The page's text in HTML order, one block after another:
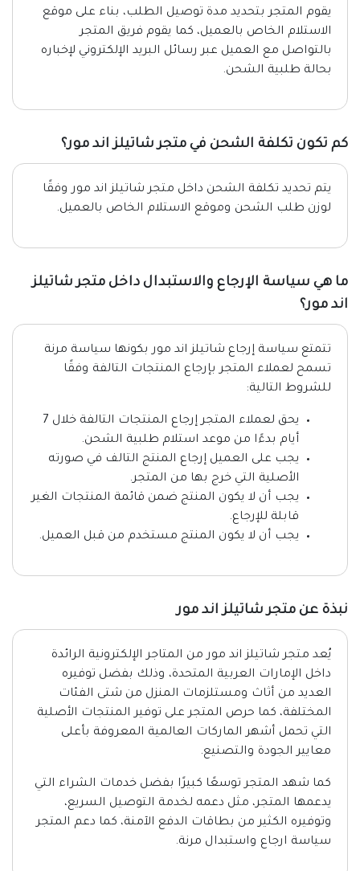
يقوم المتجر بتحديد مدة توصيل الطلب، بناء على موقع
الاستلام الخاص بالعميل، كما يقوم فريق المتجر
بالتواصل مع العميل عبر رسائل البريد الإلكتروني لإخباره
بحالة طلبية الشحن.
كم تكون تكلفة الشحن في متجر شاتيلز اند مور؟
يتم تحديد تكلفة الشحن داخل متجر شاتيلز اند مور وفقًا
لوزن طلب الشحن وموقع الاستلام الخاص بالعميل.
ما هي سياسة الإرجاع والاستبدال داخل متجر شاتيلز
اند مور؟
تتمتع سياسة إرجاع شاتيلز اند مور بكونها سياسة مرنة
تسمح لعملاء المتجر بإرجاع المنتجات التالفة وفقًا
للشروط التالية:
يحق لعملاء المتجر إرجاع المنتجات التالفة خلال 7
أيام بدءًا من موعد استلام طلبية الشحن.
يجب على العميل إرجاع المنتج التالف في صورته
الأصلية التي خرج بها من المتجر.
يجب أن لا يكون المنتج ضمن قائمة المنتجات الغير
قابلة للإرجاع.
يجب أن لا يكون المنتج مستخدم من قبل العميل.
نبذة عن متجر شاتيلز اند مور
يُعد متجر شاتيلز اند مور من المتاجر الإلكترونية الرائدة
داخل الإمارات العربية المتحدة، وذلك بفضل توفيره
العديد من أثاث ومستلزمات المنزل من شتى الفئات
المختلفة، كما حرص المتجر على توفير المنتجات الأصلية
التي تحمل أشهر الماركات العالمية المعروفة بأعلى
معايير الجودة والتصنيع.
كما شهد المتجر توسعًا كبيرًا بفضل خدمات الشراء التي
يدعمها المتجر، مثل دعمه لخدمة التوصيل السريع،
وتوفيره الكثير من بطاقات الدفع الآمنة، كما دعم المتجر
سياسة ارجاع واستبدال مرنة.